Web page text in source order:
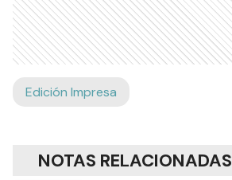
Edición Impresa
NOTAS RELACIONADAS